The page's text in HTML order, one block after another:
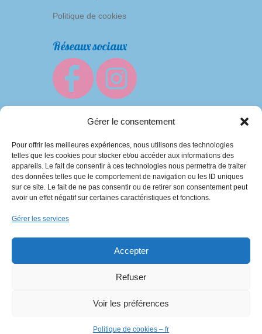
Gérer le consentement
Pour offrir les meilleures expériences, nous utilisons des technologies
telles que les cookies pour stocker et/ou accéder aux informations des
appareils. Le fait de consentir à ces technologies nous permettra de traiter
des données telles que le comportement de navigation ou les ID uniques
sur ce site. Le fait de ne pas consentir ou de retirer son consentement peut
avoir un effet négatif sur certaines caractéristiques et fonctions.
Gérer les services
Accepter
Refuser
Voir les préférences
Politique de cookies – fr
Politique de cookies
Réseaux sociaux
Baby’s Bonnette 2013-2026 | Intégration